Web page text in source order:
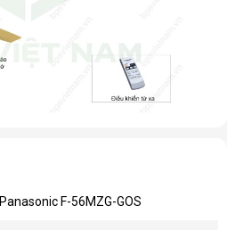
Panasonic F-56MZG-GOS